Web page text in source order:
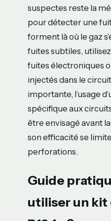
suspectes reste la
pour détecter une
forment là où le gaz
fuites subtiles,
fuites électroniques
injectés dans le
importante, l’usage
spécifique aux
être envisagé avant
son efficacité se
perforations.
Guide
utiliser un kit